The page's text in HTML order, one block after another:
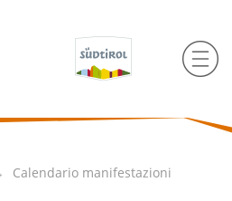
Calendario manifestazioni